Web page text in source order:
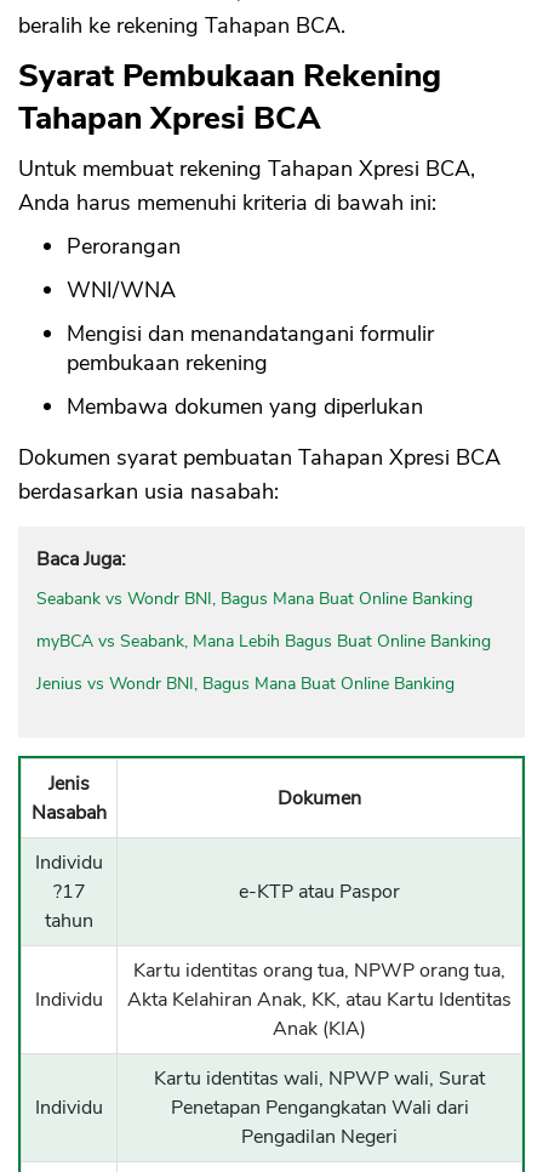
beralih ke rekening Tahapan BCA.
Syarat Pembukaan Rekening
Tahapan Xpresi BCA
Untuk membuat rekening Tahapan Xpresi BCA,
Anda harus memenuhi kriteria di bawah ini:
Perorangan
WNI/WNA
Mengisi dan menandatangani formulir
pembukaan rekening
Membawa dokumen yang diperlukan
Dokumen syarat pembuatan Tahapan Xpresi BCA
berdasarkan usia nasabah:
Baca Juga:
Seabank vs Wondr BNI, Bagus Mana Buat Online Banking
myBCA vs Seabank, Mana Lebih Bagus Buat Online Banking
Jenius vs Wondr BNI, Bagus Mana Buat Online Banking
Jenis
Nasabah
Dokumen
Individu
?17
tahun
e-KTP atau Paspor
Individu
Kartu identitas orang tua, NPWP orang tua,
Akta Kelahiran Anak, KK, atau Kartu Identitas
Anak (KIA)
Individu
Kartu identitas wali, NPWP wali, Surat
Penetapan Pengangkatan Wali dari
Pengadilan Negeri